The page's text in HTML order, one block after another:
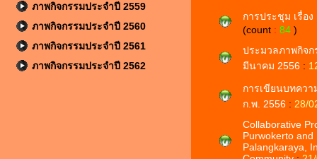
ภาพกิจกรรมประจำปี 2559
ภาพกิจกรรมประจำปี 2560
ภาพกิจกรรมประจำปี 2561
ภาพกิจกรรมประจำปี 2562
การประชุม เรื่อ
(count : 84 )
ประมวลภาพกิจ
มีนาคม 2556 :
การเขียนบทคว
ก.พ. 2556 : 28/
Collaborative
Purwokerto
Palangkaraya,